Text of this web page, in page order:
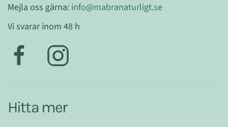
Mejla oss gärna: info@mabranaturligt.se
Vi svarar inom 48 h
Hitta mer